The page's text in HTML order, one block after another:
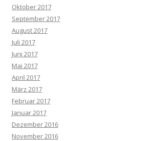
Oktober 2017
September 2017
August 2017
Juli 2017
Juni 2017
Mai 2017
April 2017
März 2017
Februar 2017
Januar 2017
Dezember 2016
November 2016